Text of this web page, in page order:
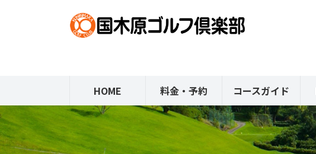
キ
ッ
プ
に
移
動
HOME 料金・予約 コースガイド